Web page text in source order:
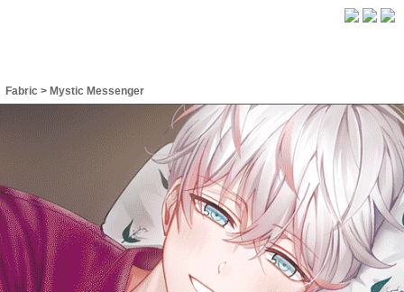
Fabric > Mystic Messenger